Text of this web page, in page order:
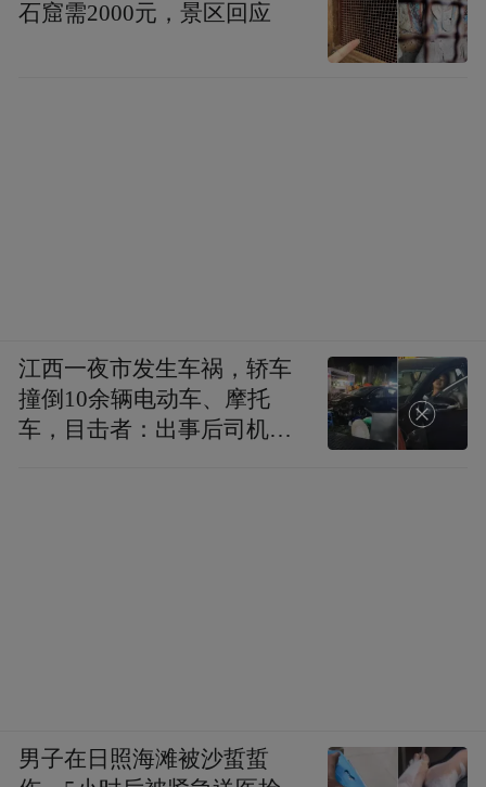
石窟需2000元，景区回应
江西一夜市发生车祸，轿车
撞倒10余辆电动车、摩托
车，目击者：出事后司机一
男子在日照海滩被沙蜇蜇